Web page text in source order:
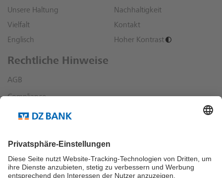
Unsere Haltung
Nachhaltigkeit
Vielfalt
Kontakt
Englisch
Hoher Kontrast
Rechtliche Hinweise
AGB
Compliance
Datenschutz
Sonstige rechtliche Hinweise
Richtlinien und Informationen